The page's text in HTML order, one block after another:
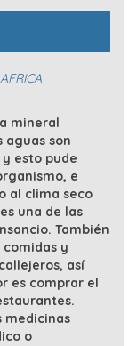
mineral
aguas son
esto pude
e
al clima seco
una de las
También
y
así
es comprar el
medicinas
o